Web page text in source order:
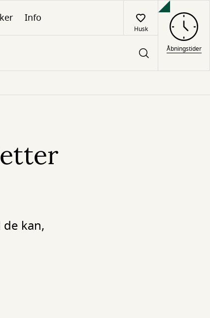
Info
Husk
Åbningstider
kan,